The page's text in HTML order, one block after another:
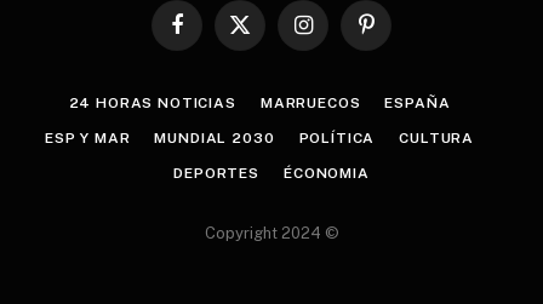
Facebook
X
InstagramPinterest
24 HORAS NOTICIAS MARRUECOS ESPAÑA
ESP Y MAR MUNDIAL 2030 POLÍTICA CULTURA
DEPORTES ÉCONOMIA
Copyright 2024 ©